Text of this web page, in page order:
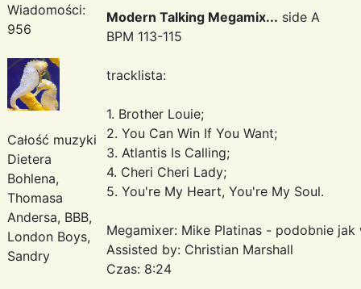
Wiadomości:
956
Całość muzyki
Dietera
Bohlena,
Thomasa
Andersa, BBB,
London Boys,
Sandry
Modern Talking Megamix... side A
BPM 113-115
tracklista:
1. Brother Louie;
2. You Can Win If You Want;
3. Atlantis Is Calling;
4. Cheri Cheri Lady;
5. You're My Heart, You're My Soul.
Megamixer: Mike Platinas - podobnie
Assisted by: Christian Marshall
Czas: 8:24